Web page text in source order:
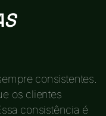
consistentes.
os clientes
consistência é